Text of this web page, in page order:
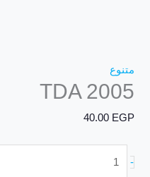
متنوع
TDA 2005
40.00 EGP
-